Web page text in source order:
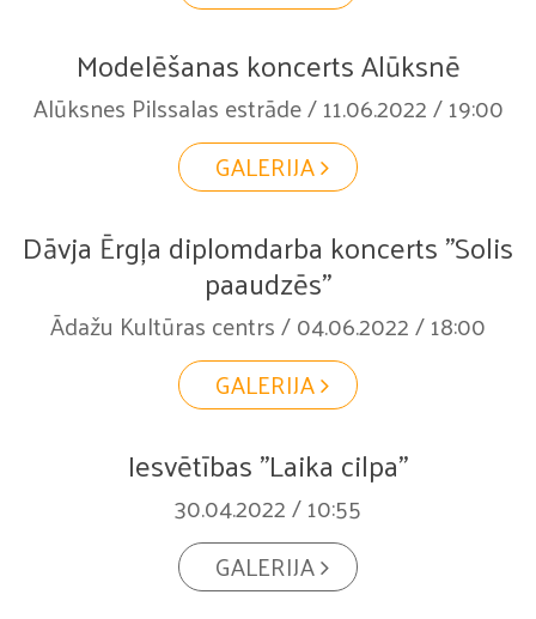
Modelēšanas koncerts Alūksnē
Alūksnes Pilssalas estrāde / 11.06.2022 / 19:00
GALERIJA
Dāvja Ērgļa diplomdarba koncerts "Solis
paaudzēs"
Ādažu Kultūras centrs / 04.06.2022 / 18:00
GALERIJA
Iesvētības "Laika cilpa"
30.04.2022 / 10:55
GALERIJA